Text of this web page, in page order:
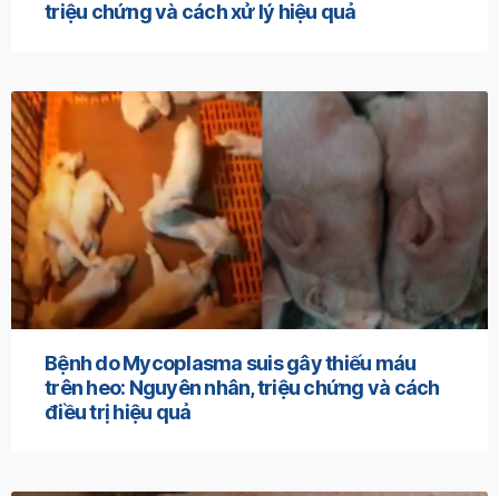
triệu chứng và cách xử lý hiệu quả
Bệnh do Mycoplasma suis gây thiếu máu
trên heo: Nguyên nhân, triệu chứng và cách
điều trị hiệu quả